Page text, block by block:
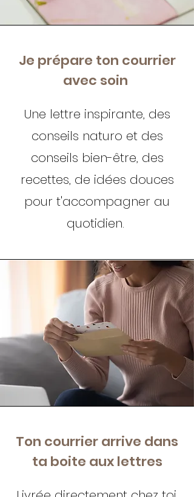
Je prépare ton courrier
avec soin
Une lettre inspirante, des
conseils naturo et des
conseils bien-être, des
recettes, de idées douces
pour t'accompagner au
quotidien.
Ton courrier arrive dans
ta boite aux lettres